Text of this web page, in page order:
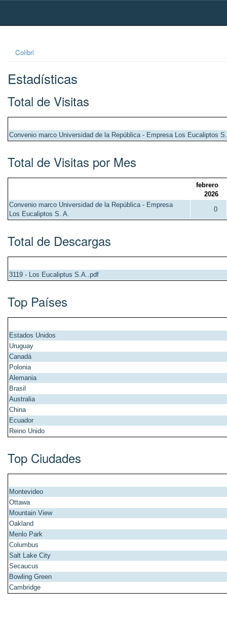
Skip
Colibri
Estadísticas
Total de Visitas
Convenio marco Universidad de la República - Empresa Los Eucaliptos
Total de Visitas por Mes
febrero
2026
Convenio marco Universidad de la República - Empresa
Los Eucaliptos S. A.
0
Total de Descargas
3119 - Los Eucaliptus S.A..pdf
Top Países
Estados Unidos
Uruguay
Canadá
Polonia
Alemania
Brasil
Australia
China
Ecuador
Reino Unido
Top Ciudades
Montevideo
Ottawa
Mountain View
Oakland
Menlo Park
Columbus
Salt Lake City
Secaucus
Bowling Green
Cambridge